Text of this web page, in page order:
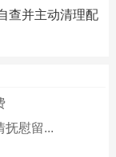
查并主动清理配
抚慰留...